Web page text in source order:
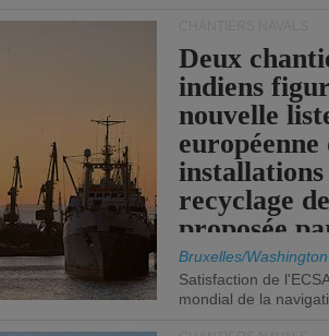
Deux
indiens
nouvelle
européenne
installations
recyclage
proposée
Bruxelles/Washington
Satisfaction de
mondial de la